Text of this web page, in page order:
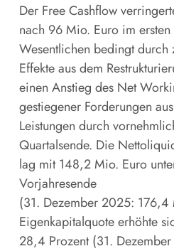
Der Free Cashflow
nach 96 Mio. Euro im
Wesentlichen bedingt durch
Effekte aus dem
einen Anstieg des Net
gestiegener Forderungen
Leistungen durch
Quartalsende. Die
lag mit 148,2 Mio. Euro
Vorjahresende
(31. Dezember 2025:
Eigenkapitalquote erhöhte
28,4 Prozent (31.